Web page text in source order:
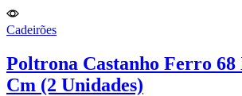
Cadeirões
Poltrona Castanho Ferro 68
Cm (2 Unidades)